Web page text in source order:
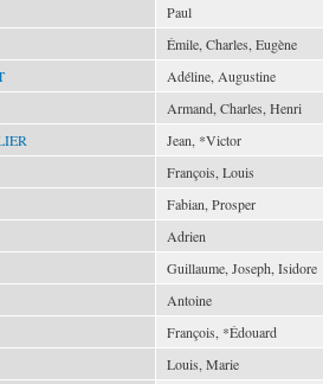
Paul
Émile, Charles, Eugène
Adéline, Augustine
Armand, Charles, Henri
Jean, *Victor
François, Louis
Fabian, Prosper
Adrien
Guillaume, Joseph, Isidore
Antoine
François, *Édouard
Louis, Marie